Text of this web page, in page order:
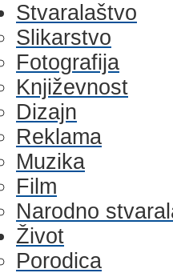
Stvaralaštvo
Slikarstvo
Fotografija
Književnost
Dizajn
Reklama
Muzika
Film
Narodno
Život
Porodica